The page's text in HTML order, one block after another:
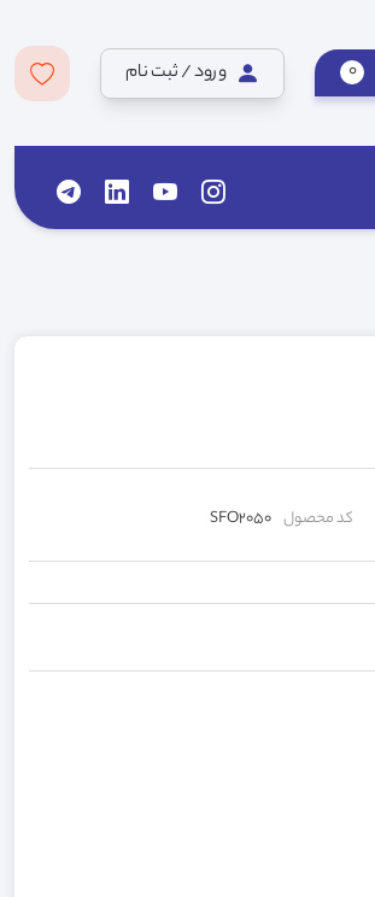
0 ورود / ثبت نام
کد محصول SFO2050